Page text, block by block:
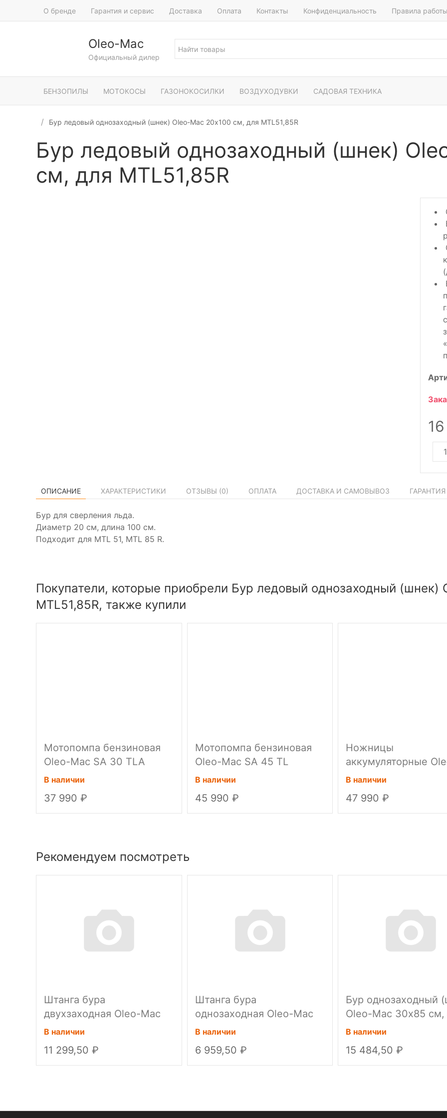
О бренде Гарантия и сервис Доставка Оплата Контакты Конфиденциальность Правила работы
Oleo-Mac
Официальный дилер
БЕНЗОПИЛЫ МОТОКОСЫ ГАЗОНОКОСИЛКИ ВОЗДУХОДУВКИ САДОВАЯ ТЕХНИКА
Бур ледовый однозаходный (шнек) Oleo-Mac 20х100 см, для MTL51,85R
Бур ледовый однозаходный (шнек)
см, для MTL51,85R
ОПИСАНИЕ ХАРАКТЕРИСТИКИ ОТЗЫВЫ (0) ОПЛАТА ДОСТАВКА И САМОВЫВОЗ ГАРАНТИЯ
Бур для сверления льда.
Диаметр 20 см, длина 100 см.
Подходит для MTL 51, MTL 85 R.
Покупатели, которые приобрели Бур ледовый однозаходный (шнек)
MTL51,85R, также купили
Мотопомпа бензиновая
Oleo-Mac SA 30 TLA
В наличии
37 990
Мотопомпа бензиновая
Oleo-Mac SA 45 TL
В наличии
45 990
Ножницы
аккумуляторные
Mac HCI 45 40V (с
В наличии
47 990
Рекомендуем посмотреть
Штанга бура
двухзаходная Oleo-Mac
(38 см), для MTL85R
В наличии
11 299,50
Штанга бура
однозаходная Oleo-Mac
(60 см), для MTL85R
В наличии
6 959,50
Бур однозаходный
Oleo-Mac 30х85 см,
MTL85R
В наличии
15 484,50